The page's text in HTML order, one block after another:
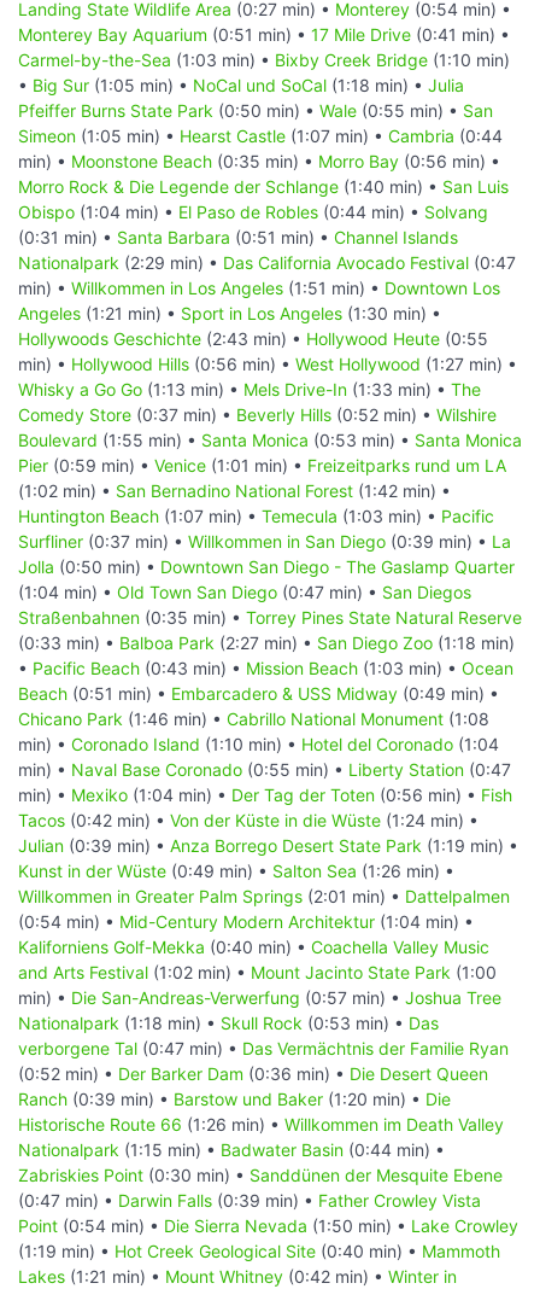
Landing State Wildlife Area (0:27 min) • Monterey (0:54 min) •
Monterey Bay Aquarium (0:51 min) • 17 Mile Drive (0:41 min) •
Carmel-by-the-Sea (1:03 min) • Bixby Creek Bridge (1:10 min)
• Big Sur (1:05 min) • NoCal und SoCal (1:18 min) • Julia
Pfeiffer Burns State Park (0:50 min) • Wale (0:55 min) • San
Simeon (1:05 min) • Hearst Castle (1:07 min) • Cambria (0:44
min) • Moonstone Beach (0:35 min) • Morro Bay (0:56 min) •
Morro Rock & Die Legende der Schlange (1:40 min) • San Luis
Obispo (1:04 min) • El Paso de Robles (0:44 min) • Solvang
(0:31 min) • Santa Barbara (0:51 min) • Channel Islands
Nationalpark (2:29 min) • Das California Avocado Festival (0:47
min) • Willkommen in Los Angeles (1:51 min) • Downtown Los
Angeles (1:21 min) • Sport in Los Angeles (1:30 min) •
Hollywoods Geschichte (2:43 min) • Hollywood Heute (0:55
min) • Hollywood Hills (0:56 min) • West Hollywood (1:27 min) •
Whisky a Go Go (1:13 min) • Mels Drive-In (1:33 min) • The
Comedy Store (0:37 min) • Beverly Hills (0:52 min) • Wilshire
Boulevard (1:55 min) • Santa Monica (0:53 min) • Santa Monica
Pier (0:59 min) • Venice (1:01 min) • Freizeitparks rund um LA
(1:02 min) • San Bernadino National Forest (1:42 min) •
Huntington Beach (1:07 min) • Temecula (1:03 min) • Pacific
Surfliner (0:37 min) • Willkommen in San Diego (0:39 min) • La
Jolla (0:50 min) • Downtown San Diego - The Gaslamp Quarter
(1:04 min) • Old Town San Diego (0:47 min) • San Diegos
Straßenbahnen (0:35 min) • Torrey Pines State Natural Reserve
(0:33 min) • Balboa Park (2:27 min) • San Diego Zoo (1:18 min)
• Pacific Beach (0:43 min) • Mission Beach (1:03 min) • Ocean
Beach (0:51 min) • Embarcadero & USS Midway (0:49 min) •
Chicano Park (1:46 min) • Cabrillo National Monument (1:08
min) • Coronado Island (1:10 min) • Hotel del Coronado (1:04
min) • Naval Base Coronado (0:55 min) • Liberty Station (0:47
min) • Mexiko (1:04 min) • Der Tag der Toten (0:56 min) • Fish
Tacos (0:42 min) • Von der Küste in die Wüste (1:24 min) •
Julian (0:39 min) • Anza Borrego Desert State Park (1:19 min) •
Kunst in der Wüste (0:49 min) • Salton Sea (1:26 min) •
Willkommen in Greater Palm Springs (2:01 min) • Dattelpalmen
(0:54 min) • Mid-Century Modern Architektur (1:04 min) •
Kaliforniens Golf-Mekka (0:40 min) • Coachella Valley Music
and Arts Festival (1:02 min) • Mount Jacinto State Park (1:00
min) • Die San-Andreas-Verwerfung (0:57 min) • Joshua Tree
Nationalpark (1:18 min) • Skull Rock (0:53 min) • Das
verborgene Tal (0:47 min) • Das Vermächtnis der Familie Ryan
(0:52 min) • Der Barker Dam (0:36 min) • Die Desert Queen
Ranch (0:39 min) • Barstow und Baker (1:20 min) • Die
Historische Route 66 (1:26 min) • Willkommen im Death Valley
Nationalpark (1:15 min) • Badwater Basin (0:44 min) •
Zabriskies Point (0:30 min) • Sanddünen der Mesquite Ebene
(0:47 min) • Darwin Falls (0:39 min) • Father Crowley Vista
Point (0:54 min) • Die Sierra Nevada (1:50 min) • Lake Crowley
(1:19 min) • Hot Creek Geological Site (0:40 min) • Mammoth
Lakes (1:21 min) • Mount Whitney (0:42 min) • Winter in